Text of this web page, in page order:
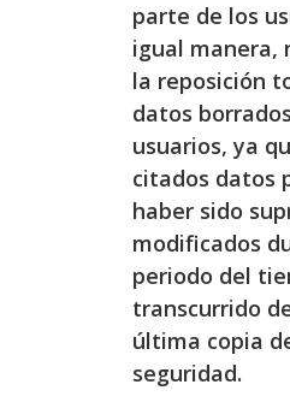
parte de los
igual manera,
la reposición
datos
usuarios, ya
citados datos
haber sido
modificados
periodo del
transcurrido
última copia
seguridad.